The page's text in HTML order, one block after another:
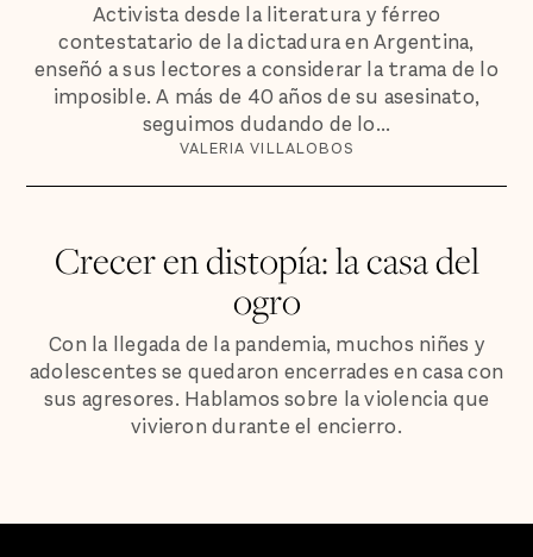
Activista desde la literatura y férreo
contestatario de la dictadura en Argentina,
enseñó a sus lectores a considerar la trama de lo
imposible. A más de 40 años de su asesinato,
seguimos dudando de lo...
VALERIA VILLALOBOS
Crecer en distopía: la casa del
ogro
Con la llegada de la pandemia, muchos niñes y
adolescentes se quedaron encerrades en casa con
sus agresores. Hablamos sobre la violencia que
vivieron durante el encierro.